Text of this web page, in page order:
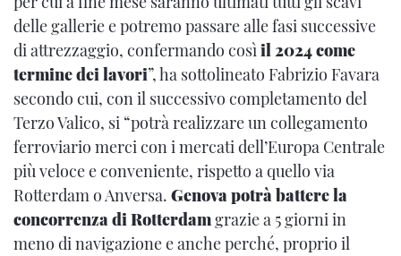
delle gallerie e potremo passare alle fasi successive
di attrezzaggio, confermando cosìil 2024 come
termine dei lavori”, ha sottolineato Fabrizio Favara
secondo cui, con il successivo completamento del
Terzo Valico, si “potrà realizzare un collegamento
ferroviario merci con i mercati dell’Europa Centrale
più veloce e conveniente, rispetto a quello via
Rotterdam o Anversa. Genova potrà battere la
concorrenza di Rotterdamgrazie a 5 giorni in
meno di navigazione e anche perché, proprio il